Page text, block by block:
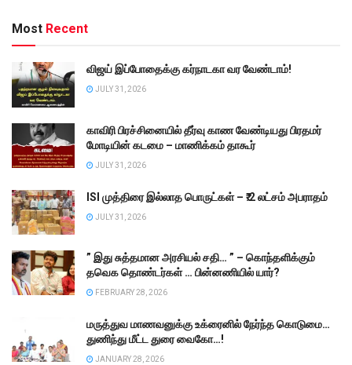
Most Recent
விஜய் இப்போதைக்கு கர்நாடகா வர வேண்டாம்!
JULY 31, 2026
காவிரி பிரச்சினையில் தீர்வு காண வேண்டியது பிரதமர்
மோடியின் கடமை – மாணிக்கம் தாகூர்
JULY 31, 2026
ISI முத்திரை இல்லாத பொருட்கள் – ₹.2 லட்சம் அபராதம்
JULY 31, 2026
” இது சுத்தமான அரசியல் சதி… ” – கொந்தளிக்கும்
தவெக தொண்டர்கள் … பின்னணியில் யார்?
FEBRUARY 28, 2026
மருத்துவ மாணவனுக்கு உக்ரைனில் நேர்ந்த கொடுமை…
துணிந்து மீட்ட துரை வைகோ…!
JANUARY 28, 2026